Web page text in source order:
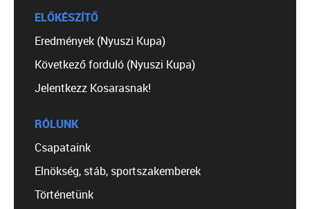
ELŐKÉSZÍTŐ
Eredmények (Nyuszi Kupa)
Következő forduló (Nyuszi Kupa)
Jelentkezz Kosarasnak!
RÓLUNK
Csapataink
Elnökség, stáb, sportszakemberek
Történetünk